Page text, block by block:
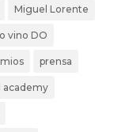
Miguel Lorente
vino DO
prensa
academy